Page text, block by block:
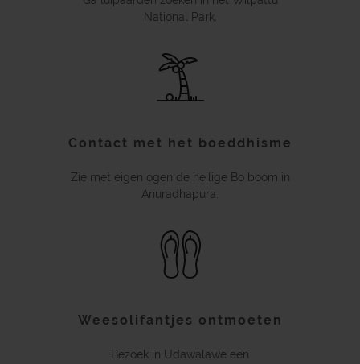
National Park.
Contact met het boeddhisme
Zie met eigen ogen de heilige Bo boom in
Anuradhapura.
Weesolifantjes ontmoeten
Bezoek in Udawalawe een